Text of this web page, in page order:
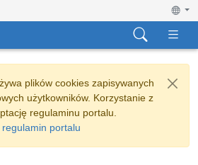
plików cookies zapisywanych
użytkowników. Korzystanie z
regulaminu portalu.
portalu